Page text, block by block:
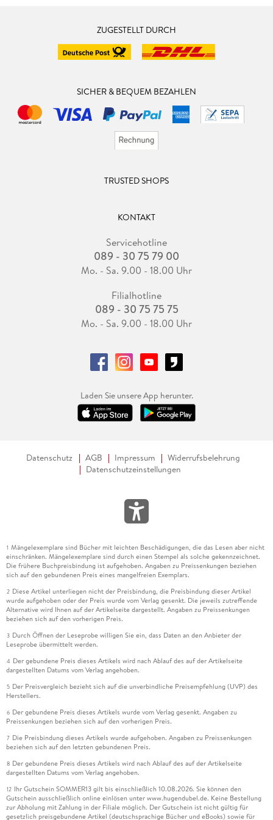
ZUGESTELLT DURCH
SICHER & BEQUEM BEZAHLEN
TRUSTED SHOPS
KONTAKT
Servicehotline
089 - 30 75 79 00
Mo. - Sa. 9.00 - 18.00 Uhr
Filialhotline
089 - 30 75 75 75
Mo. - Sa. 9.00 - 18.00 Uhr
Laden Sie unsere App herunter.
Datenschutz AGB Impressum
Widerrufsbelehrung
Datenschutzeinstellungen
1 Mängelexemplare sind Bücher mit leichten Beschädigungen, die das Lesen aber nicht
einschränken. Mängelexemplare sind durch einen Stempel als solche gekennzeichnet.
Die frühere Buchpreisbindung ist aufgehoben. Angaben zu Preissenkungen beziehen
sich auf den gebundenen Preis eines mangelfreien Exemplars.
2 Diese Artikel unterliegen nicht der Preisbindung, die Preisbindung dieser Artikel
wurde aufgehoben oder der Preis wurde vom Verlag gesenkt. Die jeweils zutreffende
Alternative wird Ihnen auf der Artikelseite dargestellt. Angaben zu Preissenkungen
beziehen sich auf den vorherigen Preis.
3 Durch Öffnen der Leseprobe willigen Sie ein, dass Daten an den Anbieter der
Leseprobe übermittelt werden.
4 Der gebundene Preis dieses Artikels wird nach Ablauf des auf der Artikelseite
dargestellten Datums vom Verlag angehoben.
5 Der Preisvergleich bezieht sich auf die unverbindliche Preisempfehlung (UVP) des
Herstellers.
6 Der gebundene Preis dieses Artikels wurde vom Verlag gesenkt. Angaben zu
Preissenkungen beziehen sich auf den vorherigen Preis.
7 Die Preisbindung dieses Artikels wurde aufgehoben. Angaben zu Preissenkungen
beziehen sich auf den letzten gebundenen Preis.
8 Der gebundene Preis dieses Artikels wird nach Ablauf des auf der Artikelseite
dargestellten Datums vom Verlag angehoben.
12 Ihr Gutschein SOMMER13 gilt bis einschließlich 10.08.2026. Sie können den
Gutschein ausschließlich online einlösen unter www.hugendubel.de. Keine Bestellung
zur Abholung mit Zahlung in der Filiale möglich. Der Gutschein ist nicht gültig für
gesetzlich preisgebundene Artikel (deutschsprachige Bücher und eBooks) sowie für